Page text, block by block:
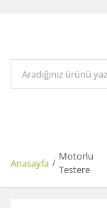
Anasayfa
Motorlu
Testere